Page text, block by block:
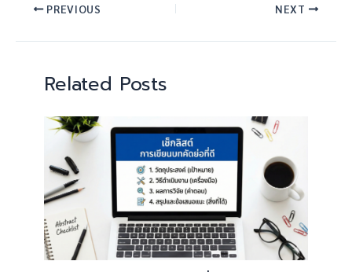
PREVIOUS NEXT
Related Posts